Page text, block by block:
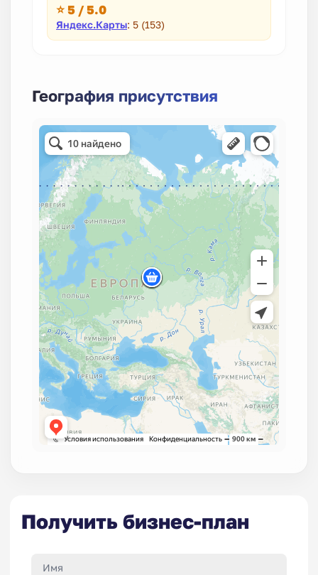
⭐ 5 / 5.0
Яндекс.Карты: 5 (153)
География присутствия
Получить бизнес-план